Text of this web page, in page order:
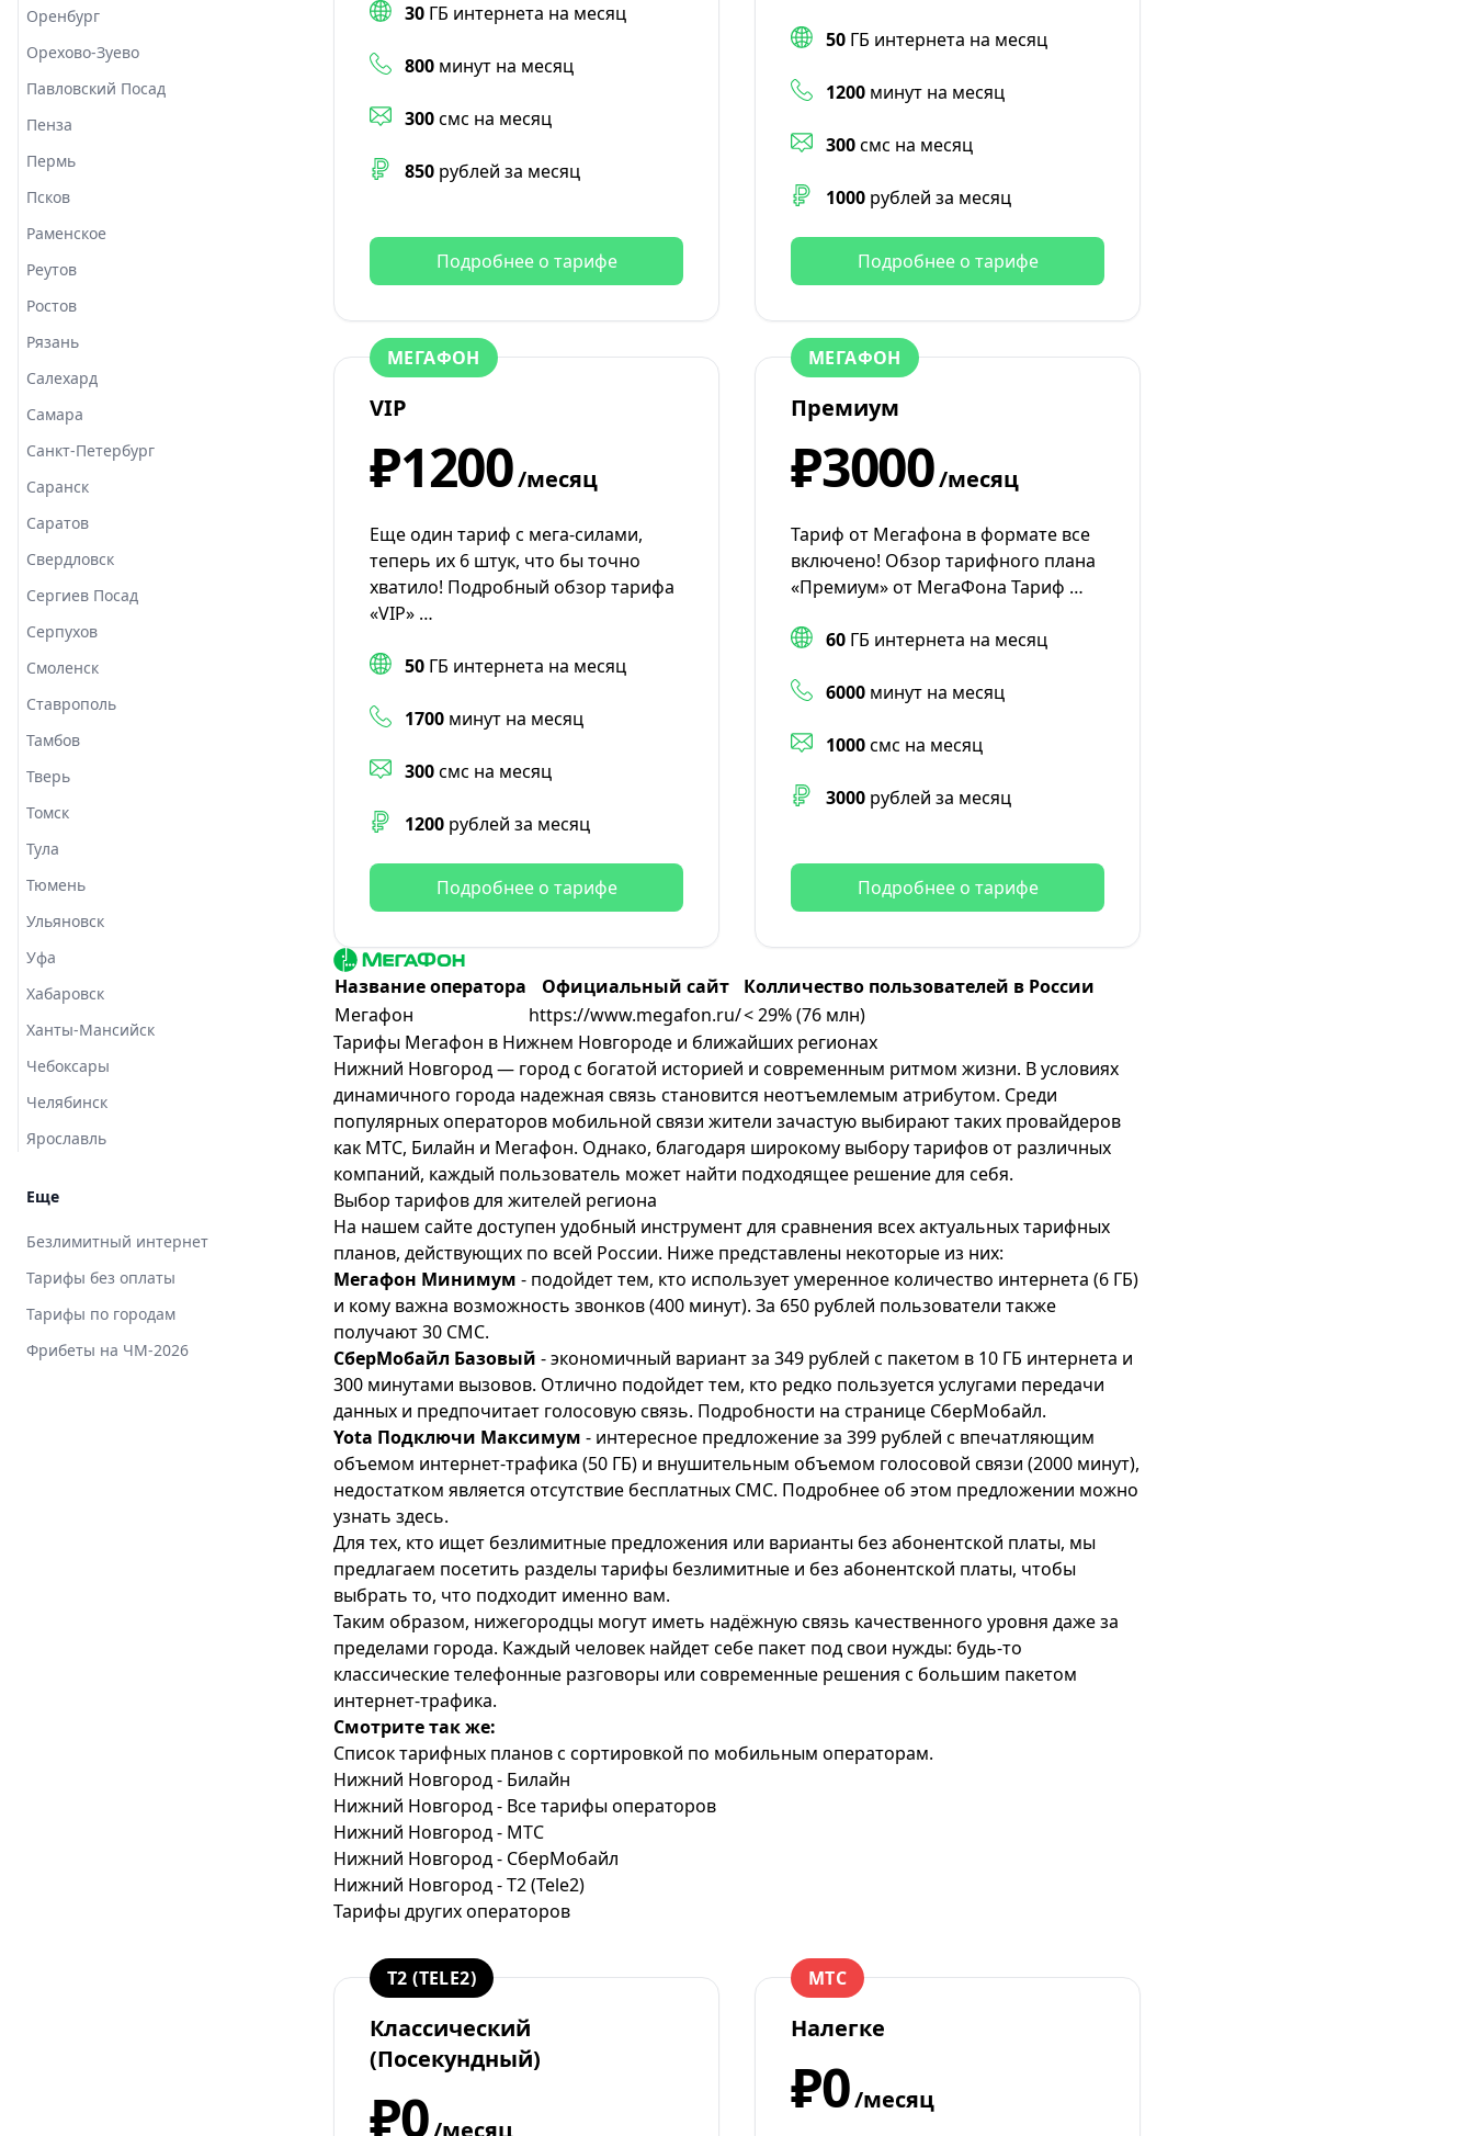
Оренбург
Орехово-Зуево
Павловский Посад
Пенза
Пермь
Псков
Раменское
Реутов
Ростов
Рязань
Салехард
Самара
Санкт-Петербург
Саранск
Саратов
Свердловск
Сергиев Посад
Серпухов
Смоленск
Ставрополь
Тамбов
Тверь
Томск
Тула
Тюмень
Ульяновск
Уфа
Хабаровск
Ханты-Мансийск
Чебоксары
Челябинск
Ярославль
Еще
Безлимитный интернет
Тарифы без оплаты
Тарифы по городам
Фрибеты на ЧМ-2026
30 ГБ интернета на месяц
800 минут на месяц
300смс на месяц
850 рублей за месяц
Подробнее о тарифе
50 ГБ интернета на месяц
1200 минут на месяц
300смс на месяц
1000 рублей за месяц
Подробнее о тарифе
МЕГАФОН
VIP
₽1200/месяц
Еще один тариф с мега-силами,
теперь их 6 штук, что бы точно
хватило! Подробный обзор тарифа
«VIP» …
50 ГБ интернета на месяц
1700 минут на месяц
300смс на месяц
1200 рублей за месяц
Подробнее о тарифе
МЕГАФОН
Премиум
₽3000/месяц
Тариф от Мегафона в формате все
включено! Обзор тарифного плана
«Премиум» от МегаФона Тариф …
60 ГБ интернета на месяц
6000 минут на месяц
1000смс на месяц
3000 рублей за месяц
Подробнее о тарифе
Название оператора Официальный сайт
Колличество пользователей в России
Мегафон
https://www.megafon.ru/< 29% (76 млн)
Тарифы Мегафон в Нижнем Новгороде и ближайших регионах
Нижний Новгород — город с богатой историей и современным ритмом жизни. В условиях
динамичного города надежная связь становится неотъемлемым атрибутом. Среди
популярных операторов мобильной связи жители зачастую выбирают таких провайдеров
как МТС, Билайн и Мегафон. Однако, благодаря широкому выбору тарифов от различных
компаний, каждый пользователь может найти подходящее решение для себя.
Выбор тарифов для жителей региона
На нашем сайте доступен удобный инструмент для сравнения всех актуальных тарифных
планов, действующих по всей России. Ниже представлены некоторые из них:
Мегафон Минимум - подойдет тем, кто использует умеренное количество интернета (6 ГБ)
и кому важна возможность звонков (400 минут). За 650 рублей пользователи также
получают 30 СМС.
СберМобайл Базовый - экономичный вариант за 349 рублей с пакетом в 10 ГБ интернета и
300 минутами вызовов. Отлично подойдет тем, кто редко пользуется услугами передачи
данных и предпочитает голосовую связь. Подробности на странице СберМобайл.
Yota Подключи Максимум - интересное предложение за 399 рублей с впечатляющим
объемом интернет-трафика (50 ГБ) и внушительным объемом голосовой связи (2000 минут),
недостатком является отсутствие бесплатных СМС. Подробнее об этом предложении можно
узнать здесь.
Для тех, кто ищет безлимитные предложения или варианты без абонентской платы, мы
предлагаем посетить разделытарифы безлимитные и без абонентской платы, чтобы
выбрать то, что подходит именно вам.
Таким образом, нижегородцы могут иметь надёжную связь качественного уровня даже за
пределами города. Каждый человек найдет себе пакет под свои нужды: будь-то
классические телефонные разговоры или современные решения с большим пакетом
интернет-трафика.
Смотрите так же:
Список тарифных планов с сортировкой по мобильным операторам.
Нижний Новгород - Билайн
Нижний Новгород - Все тарифы операторов
Нижний Новгород - МТС
Нижний Новгород - СберМобайл
Нижний Новгород - T2 (Tele2)
Тарифы других операторов
T2 (TELE2)
Классический
(Посекундный)
₽0/месяц
МТС
Налегке
₽0/месяц